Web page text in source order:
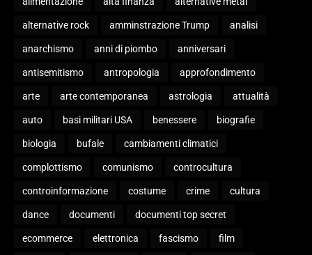
alternative rock amminstrazione Trump analisi
anarchismo anni di piombo anniversari
antisemitismo antropologia approfondimento
arte arte contemporanea astrologia attualità
auto basi militari USA benessere biografie
biologia bufale cambiamenti climatici
complottismo comunismo controcultura
controinformazione costume crime cultura
dance documenti documenti top secret
ecommerce elettronica fascismo film